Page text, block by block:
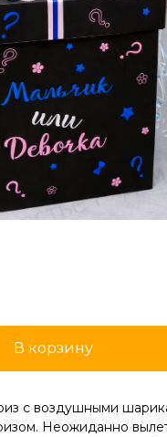
В корзину
с воздушными
Неожиданно